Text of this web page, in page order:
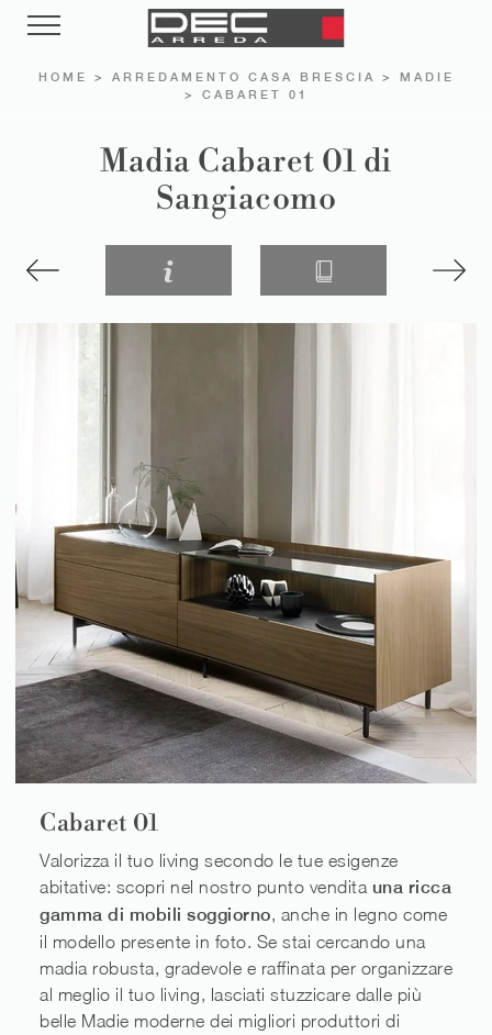
HOME > ARREDAMENTO CASA BRESCIA >
MADIE
> CABARET 01
Madia Cabaret 01 di
Sangiacomo
Cabaret 01
Valorizza il tuo living secondo le tue esigenze
abitative: scopri nel nostro punto vendita una ricca
gamma di mobili soggiorno, anche in legno come
il modello presente in foto. Se stai cercando una
madia robusta, gradevole e raffinata per organizzare
al meglio il tuo living, lasciati stuzzicare dalle più
belle Madie moderne dei migliori produttori di